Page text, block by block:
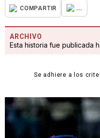
COMPARTIR ...
ARCHIVO
Esta historia fue publicada
Se adhiere a los